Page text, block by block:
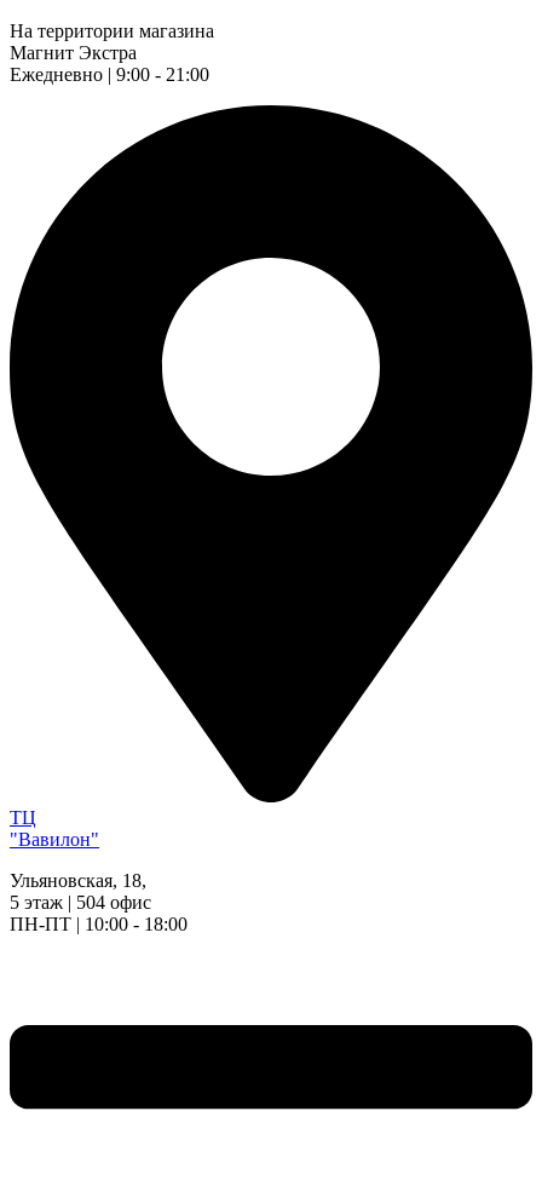
На территории магазина
Магнит Экстра
Ежедневно | 9:00 - 21:00
ТЦ
"Вавилон"
Ульяновская, 18,
5 этаж | 504 офис
ПН-ПТ | 10:00 - 18:00